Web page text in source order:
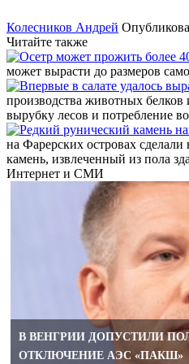
Колесников Андрей
Читайте также
может вырасти до размеров
производства животных
вырубку лесов и
на Фарерских островах
камень, извлеченный из пола
Интернет и СМИ
В ВЕНГРИИ ДОПУСТИЛИ
ОТКЛЮЧЕНИЕ АЭС «ПАКШ»